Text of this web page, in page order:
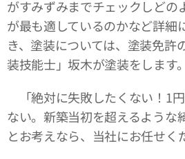
がすみずみまでチェックしどの
が最も適しているのかなど詳細
き、塗装については、塗装免許
装技能士」坂木が塗装をします。
「絶対に失敗したくない！1
ない。新築当初を超えるような
とお考えなら、当社にお任せく